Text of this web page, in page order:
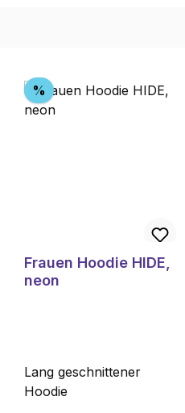
% Rabatt
Frauen Hoodie HIDE,
neon
Lang geschnittener
Hoodie